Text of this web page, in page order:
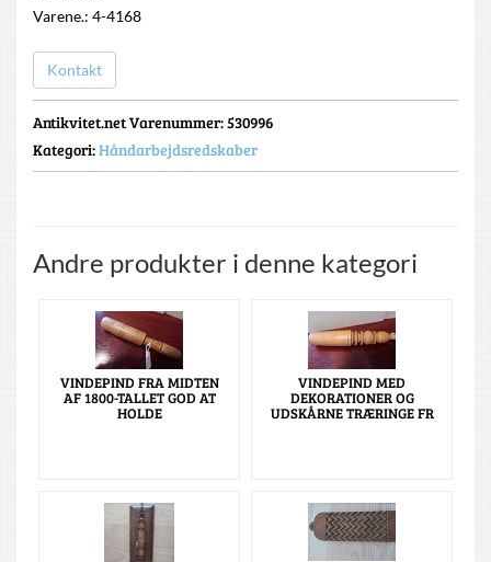
Varene.: 4-4168
Kontakt
Antikvitet.net Varenummer: 530996
Kategori:Håndarbejdsredskaber
Andre produkter i denne kategori
VINDEPIND FRA MIDTEN
AF 1800-TALLET GOD AT
HOLDE
VINDEPIND MED
DEKORATIONER OG
UDSKÅRNE TRÆRINGE FR